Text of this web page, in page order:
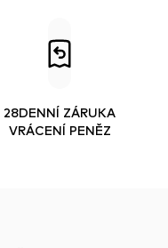
28DENNÍ ZÁRUKA
VRÁCENÍ PENĚZ